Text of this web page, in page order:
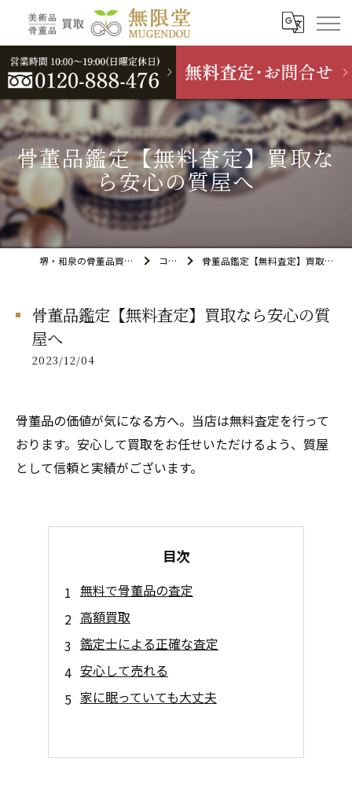
骨董品鑑定【無料査定】買取な
ら安心の質屋へ
堺・和泉の骨董品買取なら無限堂 コラム 骨董品鑑定【無料査定】買取なら安心の質屋へ
骨董品鑑定【無料査定】買取なら安心の質
屋へ
2023/12/04
骨董品の価値が気になる方へ。当店は無料査定を行って
おります。安心して買取をお任せいただけるよう、質屋
として信頼と実績がございます。
目次
無料で骨董品の査定
高額買取
鑑定士による正確な査定
安心して売れる
家に眠っていても大丈夫